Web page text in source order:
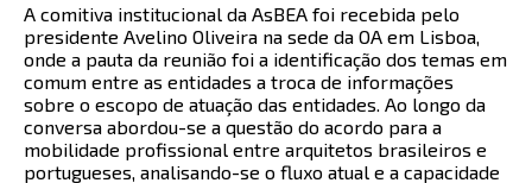
A comitiva institucional da AsBEA foi recebida pelo
presidente Avelino Oliveira na sede da OA em Lisboa,
onde a pauta da reunião foi a identificação dos temas em
comum entre as entidades a troca de informações
sobre o escopo de atuação das entidades. Ao longo da
conversa abordou-se a questão do acordo para a
mobilidade profissional entre arquitetos brasileiros e
portugueses, analisando-se o fluxo atual e a capacidade